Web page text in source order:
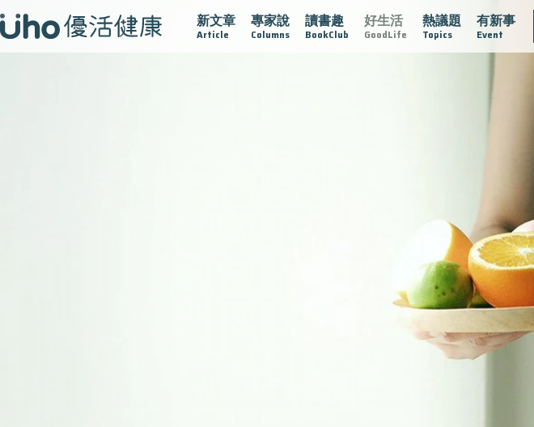
新文章
Article
專家說
Columns
讀書趣
BookClub
好生活
GoodLife
熱議題
Topics
有新事
Event
疫情保衛戰 再生醫學 愛的未來視 認識攝護腺肥大 守護骨骼健康 達文西手術專欄